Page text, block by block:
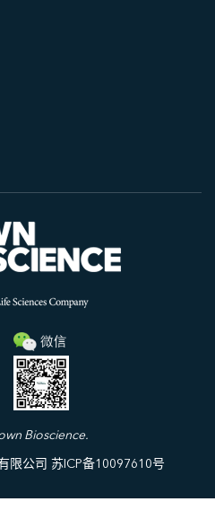
Bioscience.
限公司 苏ICP备10097610号